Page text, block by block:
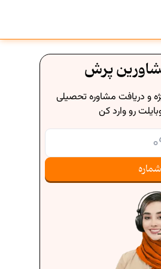
پرش
و دریافت مشاوره تحصیلی
رو وارد کن